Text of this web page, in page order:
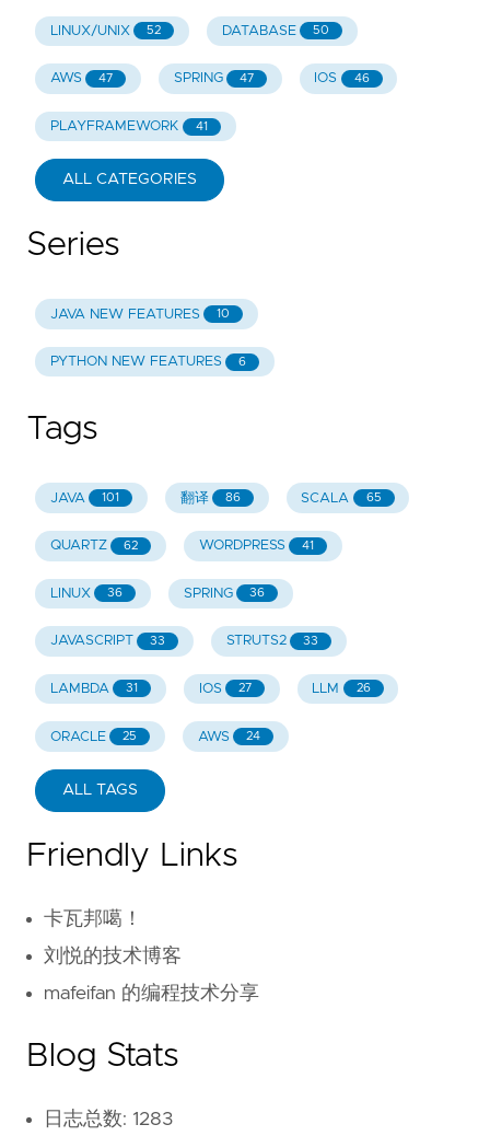
LINUX/UNIX 52 DATABASE 50
AWS 47 SPRING 47 IOS 46
PLAYFRAMEWORK 41
ALL CATEGORIES
Series
JAVA NEW FEATURES 10
PYTHON NEW FEATURES 6
Tags
JAVA 101 翻译 86 SCALA 65
QUARTZ 62 WORDPRESS 41
LINUX 36 SPRING 36
JAVASCRIPT 33 STRUTS2 33
LAMBDA 31 IOS 27 LLM 26
ORACLE 25 AWS 24
ALL TAGS
Friendly Links
卡瓦邦噶！
刘悦的技术博客
mafeifan 的编程技术分享
Blog Stats
日志总数: 1283